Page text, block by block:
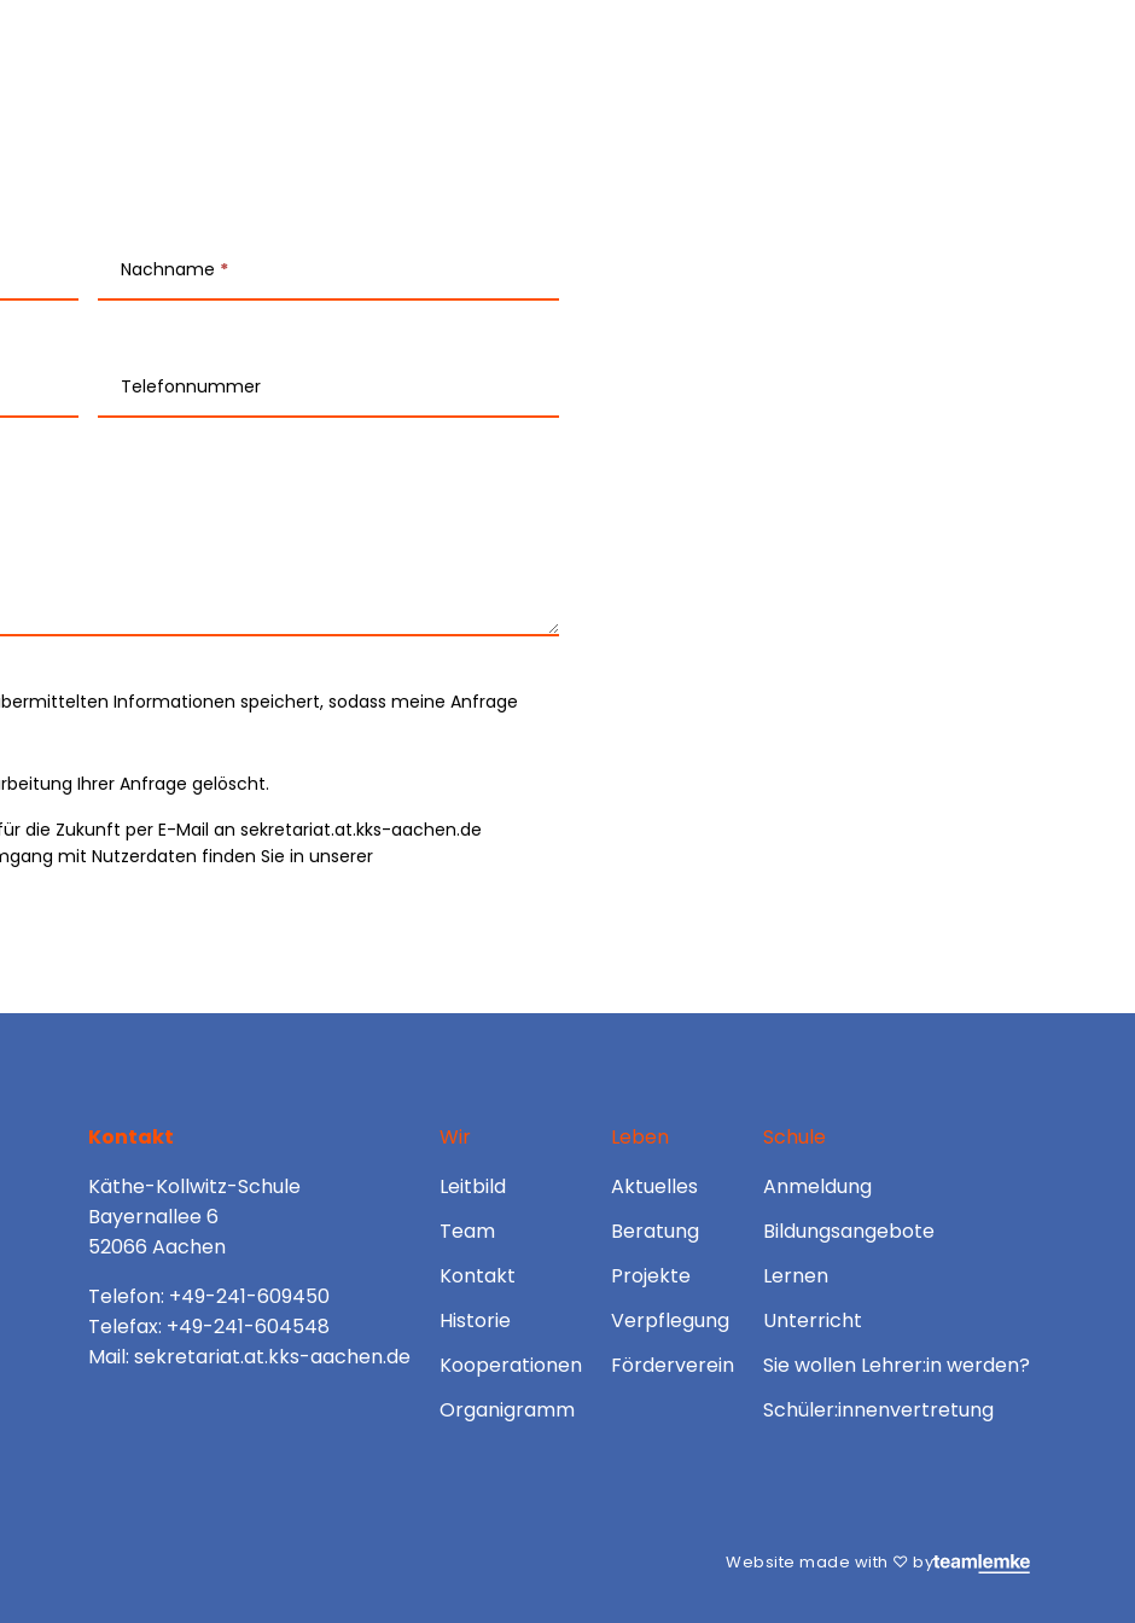
Nachname *
Telefonnummer
Informationen speichert, sodass meine Anfrage
Ihrer Anfrage gelöscht.
die Zukunft per E-Mail an sekretariat.at.kks-aachen.de
mit Nutzerdaten finden Sie in unserer
Kontakt
Käthe-Kollwitz-Schule
Bayernallee 6
52066 Aachen
Telefon: +49-241-609450
Telefax: +49-241-604548
Mail: sekretariat.at.kks-aachen.de
Wir
Leitbild
Team
Kontakt
Historie
Kooperationen
Organigramm
Leben
Aktuelles
Beratung
Projekte
Verpflegung
Förderverein
Schule
Anmeldung
Bildungsangebote
Lernen
Unterricht
Sie wollen Lehrer:in werden?
Schüler:innenvertretung
Website made with ♡ by